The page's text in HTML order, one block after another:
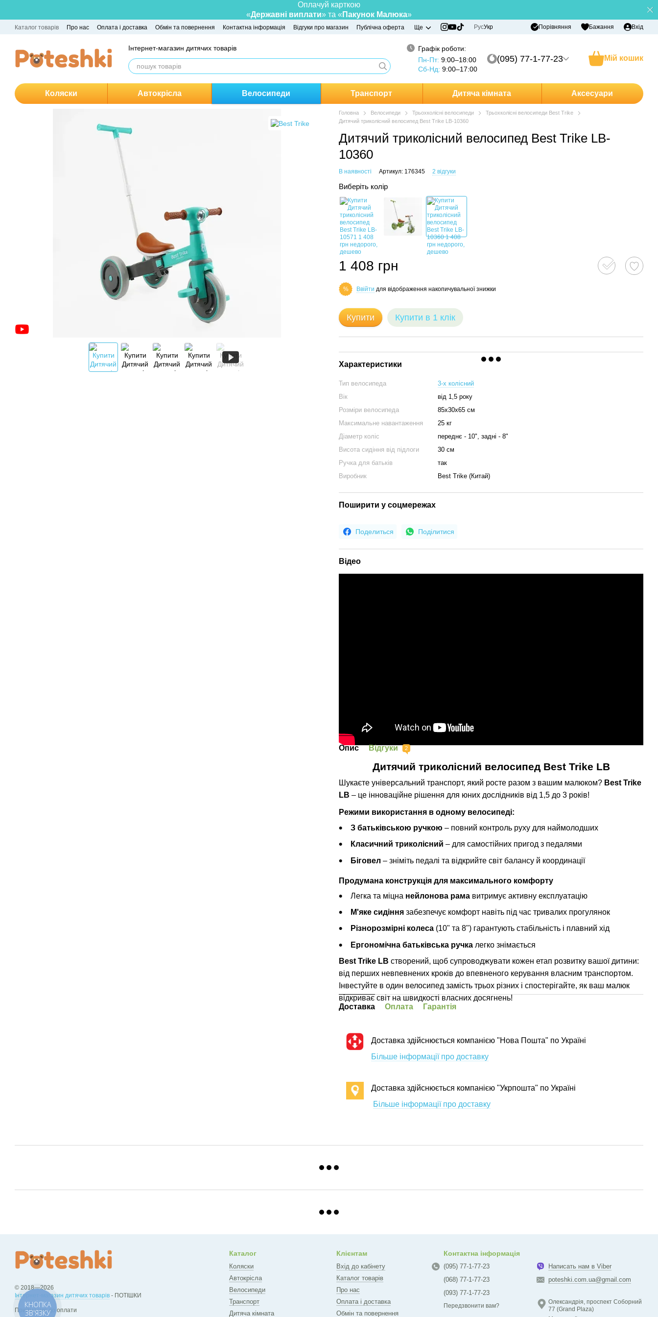
Оплачуй карткою
«Державні виплати» та « Пакунок Малюка»
Каталог товарів Про нас Оплата і доставка Обмін та повернення Контактна інформація Відгуки про магазин Публічна оферта Ще РусУкр Порівняння Бажання Вхід
Інтернет-магазин дитячих товарів
Графік роботи:
Пн-Пт: 9:00–18:00
Сб-Нд: 9:00–17:00
(095) 77-1-77-23 Мій кошик
Коляски Автокрісла Велосипеди Транспорт Дитяча кімната Аксесуари
Головна Велосипеди Трьохколісні велосипеди
Трьохколісні велосипеди Best Trike
Дитячий триколісний велосипед Best Trike LB-10360
Дитячий триколісний велосипед Best Trike LB-
10360
В наявності Артикул: 176345 2 відгуки
Виберіть колір
1 408 грн
% Ввійти для відображення накопичувальної знижки
Купити Купити в 1 клік
Характеристики
Тип велосипеда
3-х колісний
Вік
від 1,5 року
Розміри велосипеда
85х30х65 см
Максимальне навантаження
25 кг
Діаметр коліс
переднє - 10", задні - 8"
Висота сидіння від підлоги
30 см
Ручка для батьків
так
Виробник
Best Trike (Китай)
Поширити у соцмережах
Поделиться Поділитися
Відео
Опис Відгуки 2
Дитячий триколісний велосипед Best Trike LB
Шукаєте універсальний транспорт, який росте разом з вашим малюком? Best Trike
LB – це інноваційне рішення для юних дослідників від 1,5 до 3 років!
Режими використання в одному велосипеді:
З батьківською ручкою – повний контроль руху для наймолодших
Класичний триколісний – для самостійних пригод з педалями
Біговел – зніміть педалі та відкрийте світ балансу й координації
Продумана конструкція для максимального комфорту
Легка та міцна нейлонова рама витримує активну експлуатацію
М'яке сидіння забезпечує комфорт навіть під час тривалих прогулянок
Різнорозмірні колеса (10" та 8") гарантують стабільність і плавний хід
Ергономічна батьківська ручка легко знімається
Best Trike LB створений, щоб супроводжувати кожен етап розвитку вашої дитини:
від перших невпевнених кроків до впевненого керування власним транспортом.
Інвестуйте в один велосипед замість трьох різних і спостерігайте, як ваш малюк
відкриває світ на швидкості власних досягнень!
Доставка
Оплата Гарантія
Доставка здійснюється компанією "Нова Пошта" по Україні
Більше інформації про доставку
Доставка здійснюється компанією "Укрпошта" по Україні
Більше інформації про доставку
© 2018—2026
Інтернет-магазин дитячих товарів - ПОТІШКИ
Приймаємо до оплати
Каталог
Коляски
Автокрісла
Велосипеди
Транспорт
Дитяча кімната
Клієнтам
Вхід до кабінету
Каталог товарів
Про нас
Оплата і доставка
Обмін та повернення
Контактна інформація
(095) 77-1-77-23
(068) 77-1-77-23
(093) 77-1-77-23
Передзвонити вам?
Написать нам в Viber
poteshki.com.ua@gmail.com
Олександрія, проспект Соборний
77 (Grand Plaza)
КНОПКА
ЗВ'ЯЗКУ